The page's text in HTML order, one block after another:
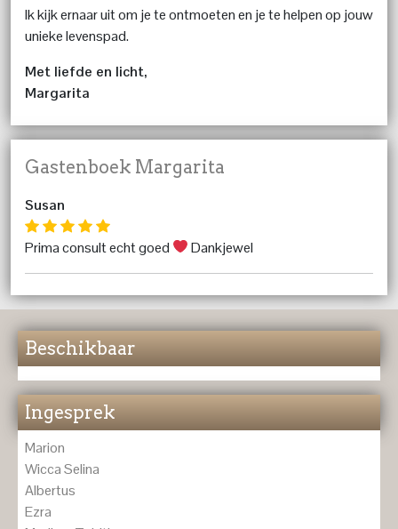
Ik kijk ernaar uit om je te ontmoeten en je te helpen op jouw
unieke levenspad.
Met liefde en licht,
Margarita
Gastenboek Margarita
Susan
Prima consult echt goed Dankjewel
Beschikbaar
Ingesprek
Marion
Wicca Selina
Albertus
Ezra